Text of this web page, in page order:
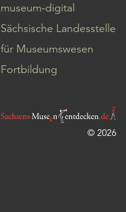
museum-digital
Sächsische Landesstelle
für Museumswesen
Fortbildung
© 2026